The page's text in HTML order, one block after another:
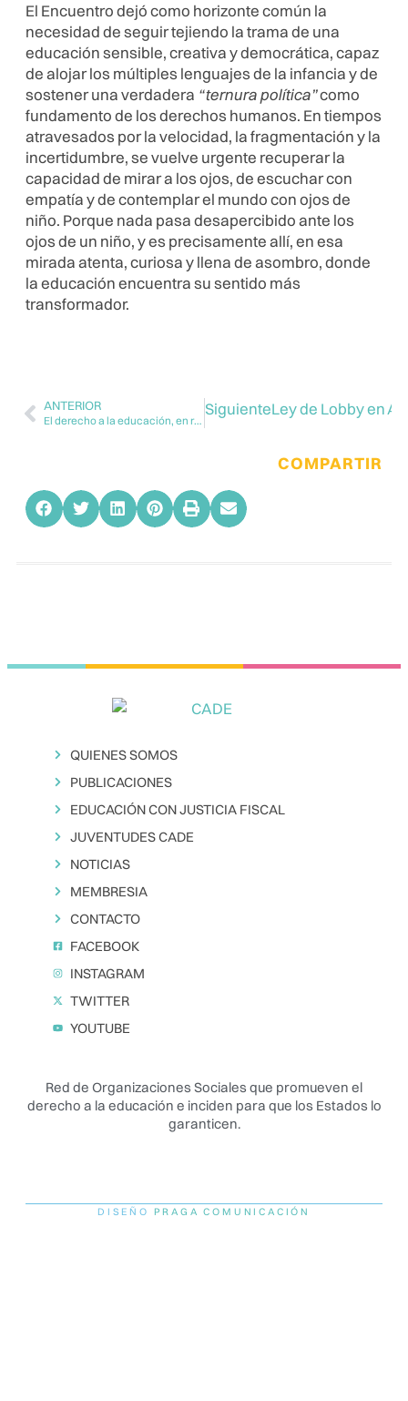
El Encuentro dejó como horizonte común la
necesidad de seguir tejiendo la trama de una
educación sensible, creativa y democrática, capaz
de alojar los múltiples lenguajes de la infancia y de
sostener una verdadera “ternura política”como
fundamento de los derechos humanos. En tiempos
atravesados por la velocidad, la fragmentación y la
incertidumbre, se vuelve urgente recuperar la
capacidad de mirar a los ojos, de escuchar con
empatía y de contemplar el mundo con ojos de
niño. Porque nada pasa desapercibido ante los
ojos de un niño, y es precisamente allí, en esa
mirada atenta, curiosa y llena de asombro, donde
la educación encuentra su sentido más
transformador.
ANTERIOR
El derecho a la educación, en riesgo
SiguienteLey de Lobby en
COMPARTIR
QUIENES SOMOS
PUBLICACIONES
EDUCACIÓN CON JUSTICIA FISCAL
JUVENTUDES CADE
NOTICIAS
MEMBRESIA
CONTACTO
FACEBOOK
INSTAGRAM
TWITTER
YOUTUBE
Red de Organizaciones Sociales que promueven el
derecho a la educación e inciden para que los Estados lo
garanticen.️
DISEÑO PRAGA COMUNICACIÓN